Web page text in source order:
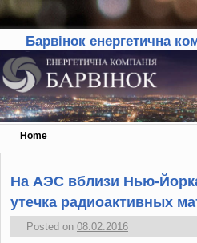
Барвінок енергетична
Home
Skip to primary content
Skip to secondary content
На АЭС вблизи Нью-
утечка радиоактивных
Posted on 08.02.2016